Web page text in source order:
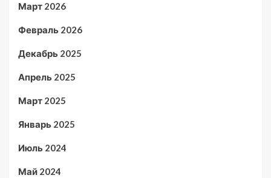
Март 2026
Февраль 2026
Декабрь 2025
Апрель 2025
Март 2025
Январь 2025
Июль 2024
Май 2024